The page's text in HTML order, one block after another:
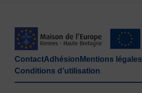
ContactAdhésion Mentions légales
Conditions d’utilisation